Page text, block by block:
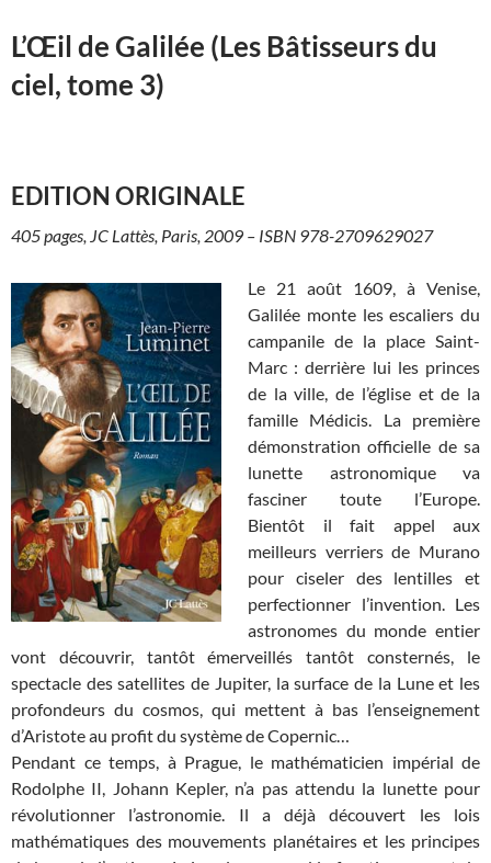
L’Œil de Galilée (Les Bâtisseurs du
ciel, tome 3)
EDITION ORIGINALE
405 pages, JC Lattès, Paris, 2009 – ISBN 978-2709629027
Le 21 août 1609, à Venise,
Galilée monte les escaliers du
campanile de la place Saint-
Marc : derrière lui les princes
de la ville, de l’église et de la
famille Médicis. La première
démonstration officielle de sa
lunette astronomique va
fasciner toute l’Europe.
Bientôt il fait appel aux
meilleurs verriers de Murano
pour ciseler des lentilles et
perfectionner l’invention. Les
astronomes du monde entier
vont découvrir, tantôt émerveillés tantôt consternés, le
spectacle des satellites de Jupiter, la surface de la Lune et les
profondeurs du cosmos, qui mettent à bas l’enseignement
d’Aristote au profit du système de Copernic…
Pendant ce temps, à Prague, le mathématicien impérial de
Rodolphe II, Johann Kepler, n’a pas attendu la lunette pour
révolutionner l’astronomie. Il a déjà découvert les lois
mathématiques des mouvements planétaires et les principes